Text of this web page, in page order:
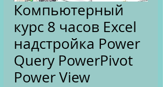
Компьютерный
курс 8 часов Excel
надстройка Power
Query PowerPivot
Power View